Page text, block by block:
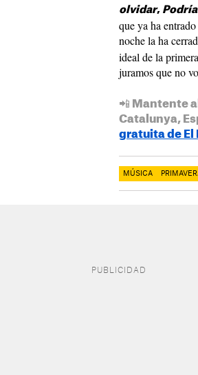
olvidar,
que ya ha
noche la ha
ideal de la
juramos que no
📲 Mantente
Catalunya,
gratuita de El
MÚSICA